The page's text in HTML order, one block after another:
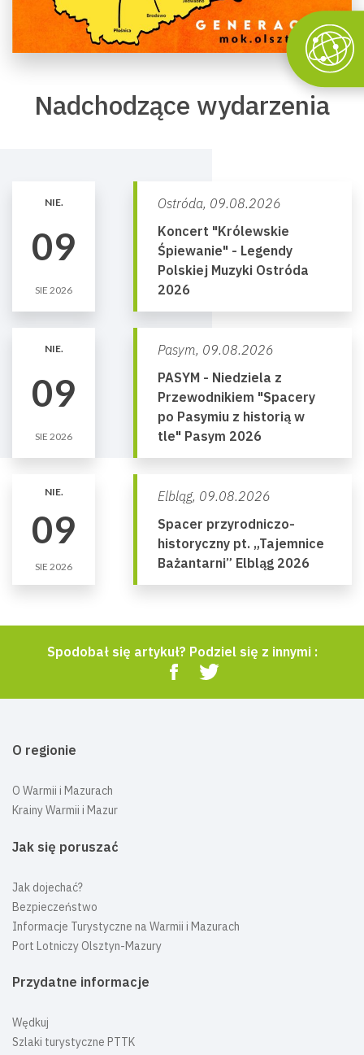
Nadchodzące wydarzenia
NIE.
09
SIE 2026
Ostróda, 09.08.2026
Koncert "Królewskie
Śpiewanie" - Legendy
Polskiej Muzyki Ostróda
2026
NIE.
09
SIE 2026
Pasym, 09.08.2026
PASYM - Niedziela z
Przewodnikiem "Spacery
po Pasymiu z historią w
tle" Pasym 2026
NIE.
09
SIE 2026
Elbląg, 09.08.2026
Spacer przyrodniczo-
historyczny pt. „Tajemnice
Bażantarni” Elbląg 2026
Spodobał się artykuł? Podziel się z innymi :
O regionie
O Warmii i Mazurach
Krainy Warmii i Mazur
Jak się poruszać
Jak dojechać?
Bezpieczeństwo
Informacje Turystyczne na Warmii i Mazurach
Port Lotniczy Olsztyn-Mazury
Przydatne informacje
Wędkuj
Szlaki turystyczne PTTK